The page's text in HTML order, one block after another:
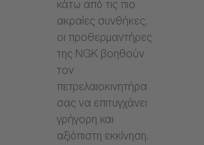
κάτω από τις πιο
ακραίες συνθήκες,
οι προθερμαντήρες
της NGK βοηθούν
τον
πετρελαιοκινητήρα
σας να επιτυγχάνει
γρήγορη και
αξιόπιστη εκκίνηση.